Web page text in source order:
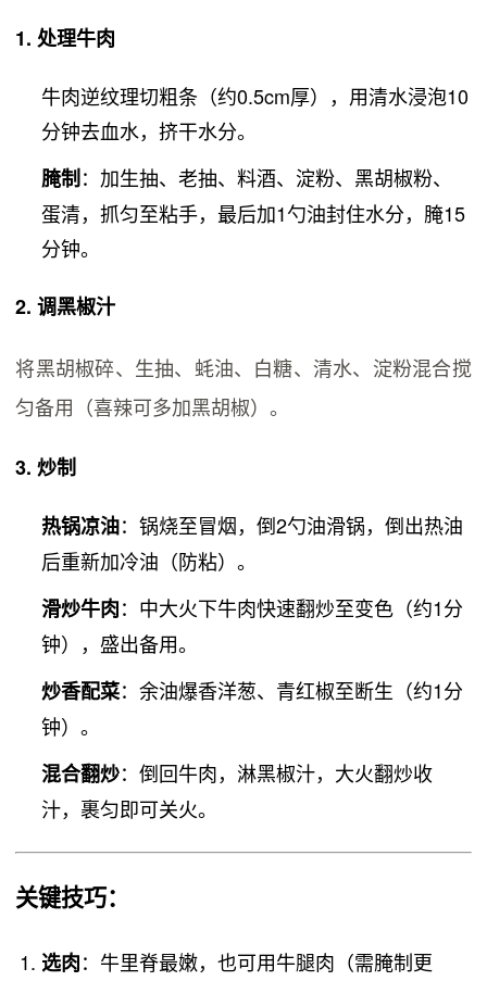
1. 处理牛肉
牛肉逆纹理切粗条（约0.5cm厚），用清水浸泡10
分钟去血水，挤干水分。
腌制：加生抽、老抽、料酒、淀粉、黑胡椒粉、
蛋清，抓匀至粘手，最后加1勺油封住水分，腌15
分钟。
2.调黑椒汁
将黑胡椒碎、生抽、蚝油、白糖、清水、淀粉混合搅
匀备用（喜辣可多加黑胡椒）。
3.炒制
热锅凉油：锅烧至冒烟，倒2勺油滑锅，倒出热油
后重新加冷油（防粘）。
滑炒牛肉：中大火下牛肉快速翻炒至变色（约1分
钟），盛出备用。
炒香配菜：余油爆香洋葱、青红椒至断生（约1分
钟）。
混合翻炒：倒回牛肉，淋黑椒汁，大火翻炒收
汁，裹匀即可关火。
关键技巧：
选肉：牛里脊最嫩，也可用牛腿肉（需腌制更